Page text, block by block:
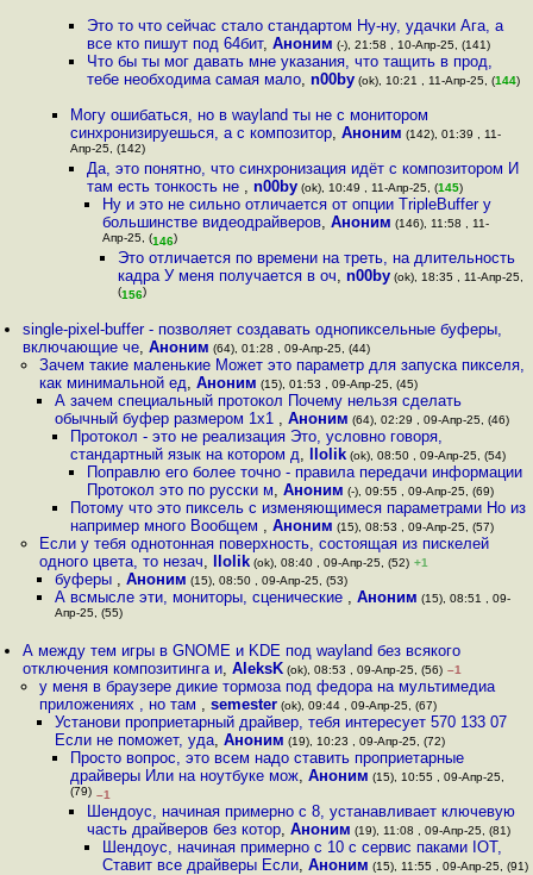
Это то что сейчас стало стандартом Ну-ну, удачки Ага, а
все кто пишут под 64бит, Аноним (-), 21:58 , 10-Апр-25, (141)
Что бы ты мог давать мне указания, что тащить в прод,
тебе необходима самая мало, n00by(ok), 10:21 , 11-Апр-25, (144)
Могу ошибаться, но в wayland ты не с монитором
синхронизируешься, а с композитор,Аноним (142), 01:39 , 11-
Апр-25, (142)
Да, это понятно, что синхронизация идёт с композитором И
там есть тонкость не , n00by(ok), 10:49 , 11-Апр-25, (145)
Ну и это не сильно отличается от опции TripleBuffer у
большинстве видеодрайверов, Аноним (146), 11:58 , 11-
Апр-25, (146)
Это отличается по времени на треть, на длительность
кадра У меня получается в оч,n00by (ok), 18:35 , 11-Апр-25,
(156)
single-pixel-buffer - позволяет создавать однопиксельные буферы,
включающие че,Аноним (64), 01:28 , 09-Апр-25, (44)
Зачем такие маленькие Может это параметр для запуска пикселя,
как минимальной ед, Аноним (15), 01:53 , 09-Апр-25, (45)
А зачем специальный протокол Почему нельзя сделать
обычный буфер размером 1х1 , Аноним (64), 02:29 , 09-Апр-25, (46)
Протокол - это не реализация Это, условно говоря,
стандартный язык на котором д, llolik (ok), 08:50 , 09-Апр-25, (54)
Поправлю его более точно - правила передачи информации
Протокол это по русски м, Аноним (-), 09:55 , 09-Апр-25, (69)
Потому что это пиксель с изменяющимеся параметрами Но из
например много Вообщем ,Аноним (15), 08:53 , 09-Апр-25, (57)
Если у тебя однотонная поверхность, состоящая из пискелей
одного цвета, то незач, llolik(ok), 08:40 , 09-Апр-25, (52) +1
буферы , Аноним (15), 08:50 , 09-Апр-25, (53)
А всмысле эти, мониторы, сценические , Аноним (15), 08:51 , 09-
Апр-25, (55)
А между тем игры в GNOME и KDE под wayland без всякого
отключения композитинга и,AleksK (ok), 08:53 , 09-Апр-25, (56) –1
у меня в браузере дикие тормоза под федора на мультимедиа
приложениях , но там , semester(ok), 09:44 , 09-Апр-25, (67)
Установи проприетарный драйвер, тебя интересует 570 133 07
Если не поможет, уда, Аноним (19), 10:23 , 09-Апр-25, (72)
Просто вопрос, это всем надо ставить проприетарные
драйверы Или на ноутбуке мож,Аноним (15), 10:55 , 09-Апр-25,
(79) –1
Шендоус, начиная примерно с 8, устанавливает ключевую
часть драйверов без котор, Аноним (19), 11:08 , 09-Апр-25, (81)
Шендоус, начиная примерно с 10 с сервис паками IOT,
Ставит все драйверы Если, Аноним (15), 11:55 , 09-Апр-25, (91)